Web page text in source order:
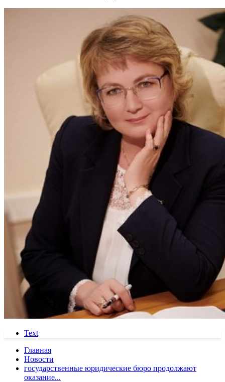
Text
Главная
Новости
государственные юридические бюро продолжают
оказание...